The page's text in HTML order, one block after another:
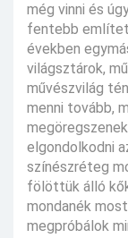
még vinni és
fentebb
években
világsztárok,
művészvilág
menni tovább,
elgondolkodni
színészréteg
fölöttük álló
mondanék
megpróbálok